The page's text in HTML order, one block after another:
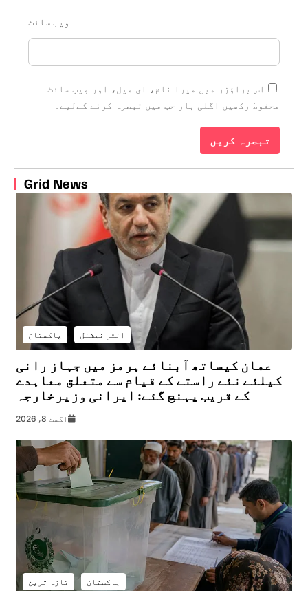
ویب‌ سائٹ
اس براؤزر میں میرا نام، ای میل، اور ویب سائٹ
محفوظ رکھیں اگلی بار جب میں تبصرہ کرنے کےلیے۔
Grid News
انٹر نیشنل پاکستان
عمان کیساتھ آبنائے ہرمز میں جہاز رانی
کیلئے نئے راستے کے قیام سے متعلق معاہدے
کے قریب پہنچ گئے: ایرانی وزیرخارجہ
اگست 8, 2026
پاکستان تازہ ترین